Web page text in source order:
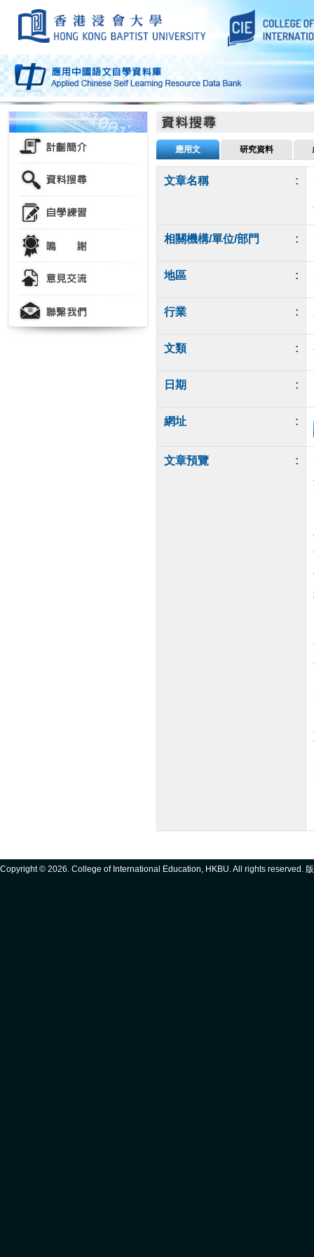
應用文 研究資料
文章名稱 :
相關機構/單位/部門 :
地區 :
行業 :
文類 :
日期 :
網址 :
文章預覽 :
Copyright © 2026. College of International Education, HKBU. All rights reserved.